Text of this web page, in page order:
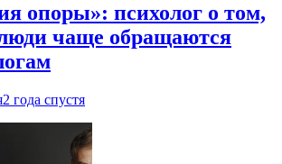
опоры»: психолог о том,
чаще обращаются
2 года спустя